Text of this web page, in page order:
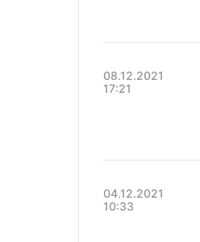
08.12.2021
17:21
04.12.2021
10:33